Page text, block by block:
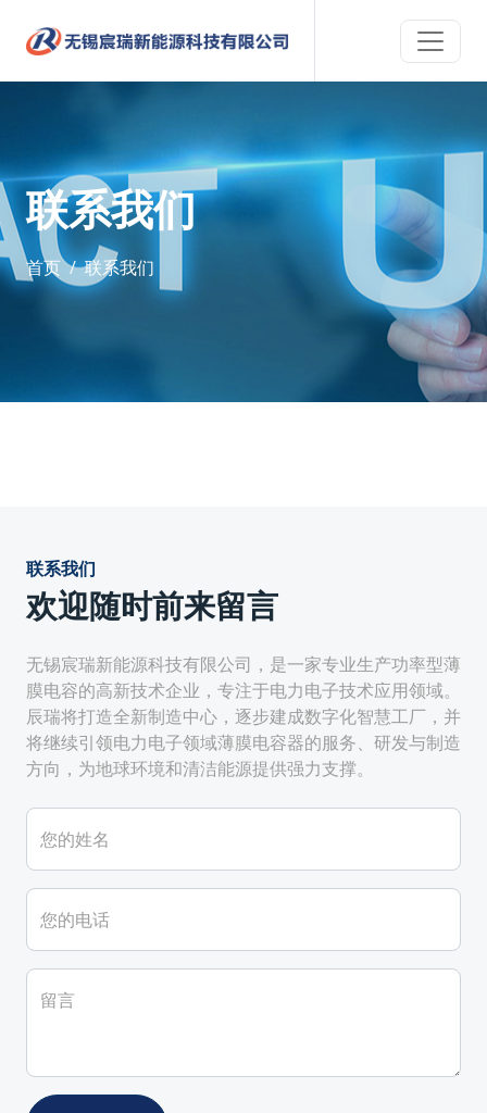
联系我们
首页 联系我们
联系我们
欢迎随时前来留言
无锡宸瑞新能源科技有限公司，是一家专业生产功率型薄
膜电容的高新技术企业，专注于电力电子技术应用领域。
辰瑞将打造全新制造中心，逐步建成数字化智慧工厂，并
将继续引领电力电子领域薄膜电容器的服务、研发与制造
方向，为地球环境和清洁能源提供强力支撑。
您的姓名
您的电话
留言